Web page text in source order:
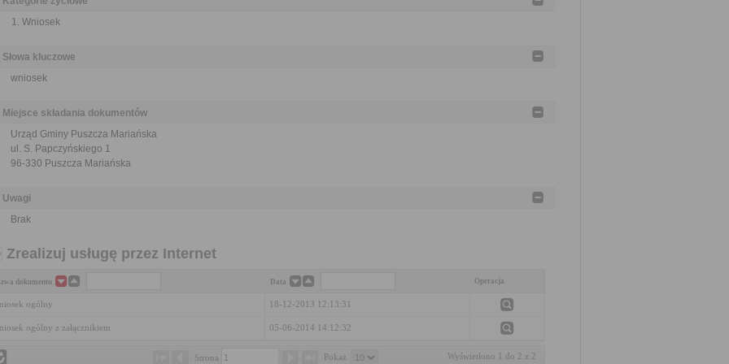
Wniosek
Słowa kluczowe
wniosek
Miejsce składania dokumentów
Urząd Gminy Puszcza Mariańska
ul. S. Papczyńskiego 1
96-330 Puszcza Mariańska
Uwagi
Brak
Zrealizuj usługę przez Internet
dokumentu Data Operacja
ogólny 18-12-2013 12:13:31
ogólny z załącznikiem 05-06-2014 14:12:32
Strona Pokaż Wyświetlono 1 do 2 z 2